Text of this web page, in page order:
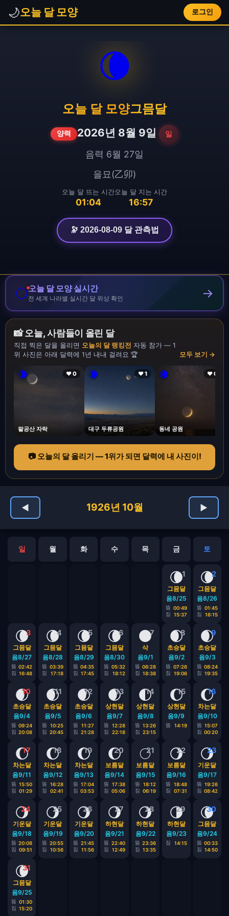
🌙오늘 달 모양 로그인
🌘
오늘 달 모양그믐달
양력 2026년 8월 9일 일
음력 6월 27일
을묘(乙卯)
오늘 달 뜨는 시간
01:04
오늘 달 지는 시간
16:57
🔭 2026-08-09 달 관측법
🌕오늘 달 모양 실시간
전 세계 나라별 실시간 달 위상 확인 →
📸 오늘, 사람들이 올린 달
직접 찍은 달을 올리면 오늘의 달 랭킹전 자동 참가 — 1
위 사진은 아래 달력에 1년 내내 걸려요 🏆
모두 보기 →
🌘 ❤ 0
팔공산 자락
🌘 ❤ 1
대구 두류공원
🌘 ❤ 0
동네 공원
📷 오늘의 달 올리기 — 1위가 되면 달력에 내 사진이!
◀ 1926년 10월 ▶
일 월 화 수 목 금 토
1
🌘
그믐달
음8/25
뜸 00:49
짐
15:37
2
🌘
그믐달
음8/26
뜸 01:45
짐
16:15
3
🌘
그믐달
음8/27
뜸 02:42
짐 16:48
4
🌘
그믐달
음8/28
뜸 03:39
짐
17:18
5
🌘
그믐달
음8/29
뜸 04:35
짐 17:45
6
🌘
그믐달
음8/30
뜸 05:32
짐
18:12
7
🌑
삭
음9/1
뜸 06:28
짐 18:38
8
🌒
초승달
음9/2
뜸 07:26
짐
19:06
9
🌒
초승달
음9/3
뜸 08:24
짐 19:35
10
🌒
초승달
음9/4
뜸 09:24
짐 20:08
11
🌒
초승달
음9/5
뜸
10:25
짐 20:45
12
🌒
초승달
음9/6
뜸
11:27
짐 21:28
13
🌒
상현달
음9/7
뜸
12:28
짐
22:18
14
🌓
상현달
음9/8
뜸 13:26
짐 23:15
15
🌔
상현달
음9/9
뜸 14:19
16
🌔
차는달
음9/10
뜸 15:07
짐 00:20
17
🌔
차는달
음9/11
뜸 15:50
짐 01:29
18
🌔
차는달
음9/12
뜸
16:28
짐
02:41
19
🌔
차는달
음9/13
뜸 17:04
짐 03:53
20
🌔
보름달
음9/14
뜸
17:38
짐 05:06
21
🌕
보름달
음9/15
뜸
18:12
짐 06:19
22
🌖
보름달
음9/16
뜸
18:48
짐
07:31
23
🌖
기운달
음9/17
뜸 19:26
짐 08:42
24
🌖
기운달
음9/18
뜸 20:08
짐 09:51
25
🌖
기운달
음9/19
뜸 20:55
짐
10:56
26
🌖
기운달
음9/20
뜸 21:45
짐
11:56
27
🌖
하현달
음9/21
뜸 22:40
짐
12:49
28
🌖
하현달
음9/22
뜸 23:36
짐 13:35
29
🌗
하현달
음9/23
짐 14:15
30
🌘
그믐달
음9/24
뜸 00:33
짐 14:50
31
🌘
그믐달
음9/25
뜸 01:30
짐 15:20